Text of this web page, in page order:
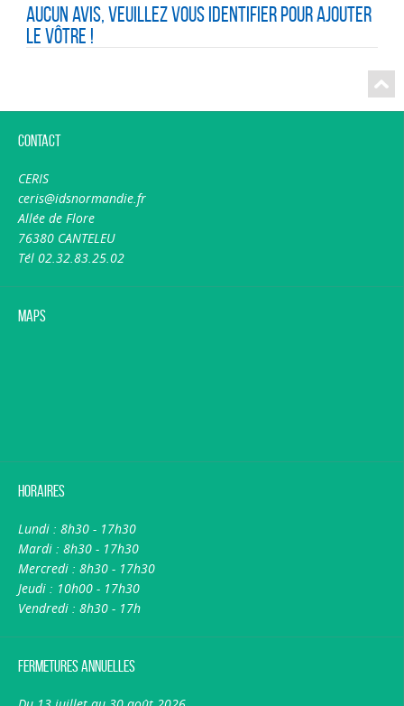
Aucun avis, veuillez vous identifier pour ajouter
le vôtre !
Contact
CERIS
ceris@idsnormandie.fr
Allée de Flore
76380 CANTELEU
Tél 02.32.83.25.02
Maps
Horaires
Lundi : 8h30 - 17h30
Mardi : 8h30 - 17h30
Mercredi : 8h30 - 17h30
Jeudi : 10h00 - 17h30
Vendredi : 8h30 - 17h
Fermetures annuelles